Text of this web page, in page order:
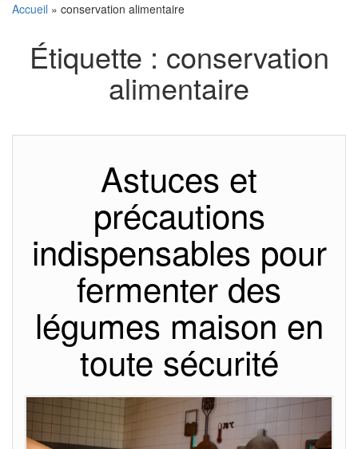
Accueil » conservation alimentaire
Étiquette : conservation
alimentaire
Astuces et
précautions
indispensables pour
fermenter des
légumes maison en
toute sécurité